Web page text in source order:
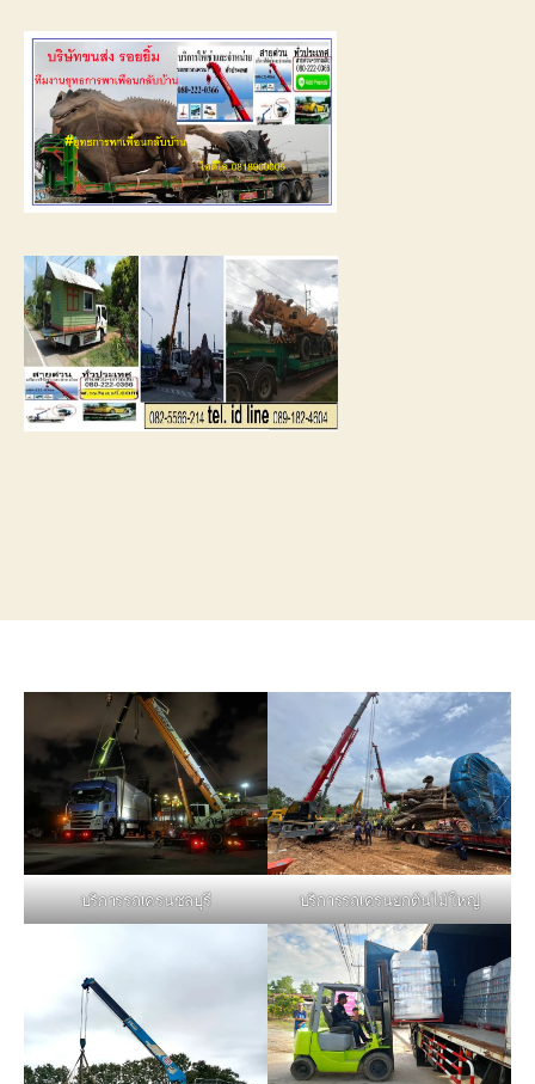
บริการรถเครนชลบุรี บริการรถเครนยกต้นไม้ใหญ่